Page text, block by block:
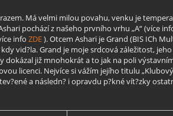
Má velmi milou povahu, venku je
pochází z našeho prvního vrhu „A“ (více
info ZDE). Otcem Ashari je Grand (BIS ICh
vid?la. Grand je moje srdcová záležitost,
již mnohokrát a to jak na poli
licenci. Nejvíce si vážím jejího titulu
a následn? i opravdu p?kné vít?zky